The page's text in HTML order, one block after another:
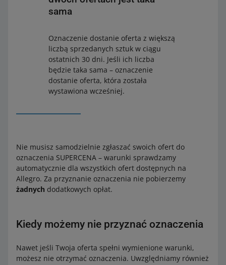
sama
Oznaczenie dostanie oferta z większą
liczbą sprzedanych sztuk w ciągu
ostatnich 30 dni. Jeśli ich liczba
będzie taka sama – oznaczenie
dostanie oferta, która została
wystawiona wcześniej.
Nie musisz samodzielnie zgłaszać swoich ofert do
oznaczenia SUPERCENA – warunki sprawdzamy
automatycznie dla wszystkich ofert dostępnych na
Allegro. Za przyznanie oznaczenia nie pobierzemy
żadnych dodatkowych opłat.
Kiedy możemy nie przyznać oznaczenia
Nawet jeśli Twoja oferta spełni wymienione warunki,
możesz nie otrzymać oznaczenia. Uwzględniamy również